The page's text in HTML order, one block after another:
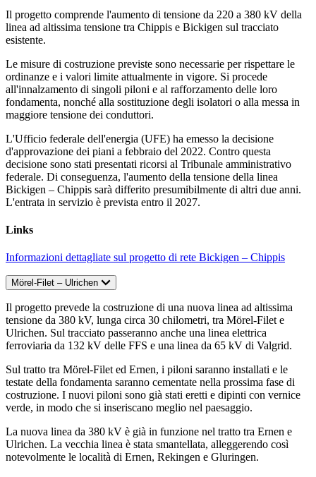
Il progetto comprende l'aumento di tensione da 220 a 380 kV della
linea ad altissima tensione tra Chippis e Bickigen sul tracciato
esistente.
Le misure di costruzione previste sono necessarie per rispettare le
ordinanze e i valori limite attualmente in vigore. Si procede
all'innalzamento di singoli piloni e al rafforzamento delle loro
fondamenta, nonché alla sostituzione degli isolatori o alla messa in
maggiore tensione dei conduttori.
L'Ufficio federale dell'energia (UFE) ha emesso la decisione
d'approvazione dei piani a febbraio del 2022. Contro questa
decisione sono stati presentati ricorsi al Tribunale amministrativo
federale. Di conseguenza, l'aumento della tensione della linea
Bickigen – Chippis sarà differito presumibilmente di altri due anni.
L'entrata in servizio è prevista entro il 2027.
Links
Informazioni dettagliate sul progetto di rete Bickigen – Chippis
Mörel-Filet – Ulrichen
Il progetto prevede la costruzione di una nuova linea ad altissima
tensione da 380 kV, lunga circa 30 chilometri, tra Mörel-Filet e
Ulrichen. Sul tracciato passeranno anche una linea elettrica
ferroviaria da 132 kV delle FFS e una linea da 65 kV di Valgrid.
Sul tratto tra Mörel-Filet ed Ernen, i piloni saranno installati e le
testate della fondamenta saranno cementate nella prossima fase di
costruzione. I nuovi piloni sono già stati eretti e dipinti con vernice
verde, in modo che si inseriscano meglio nel paesaggio.
La nuova linea da 380 kV è già in funzione nel tratto tra Ernen e
Ulrichen. La vecchia linea è stata smantellata, alleggerendo così
notevolmente le località di Ernen, Rekingen e Gluringen.